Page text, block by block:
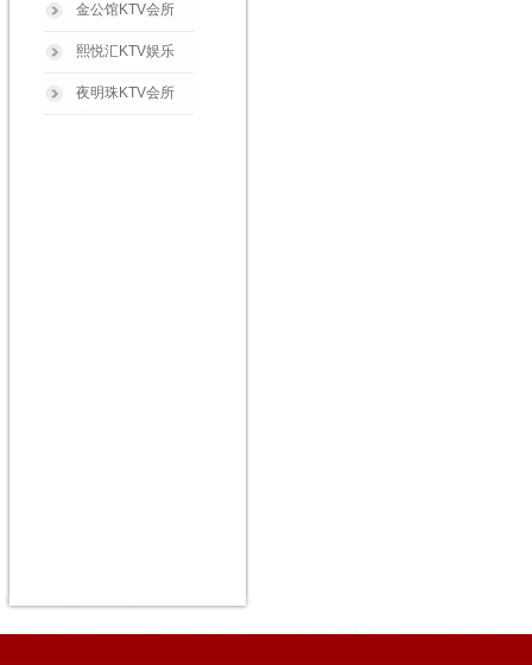
金公馆KTV会所
熙悦汇KTV娱乐
夜明珠KTV会所